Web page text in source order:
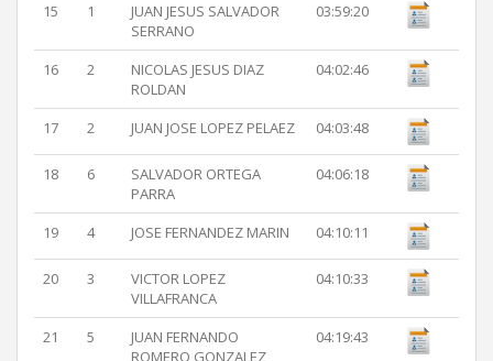
15 1
JUAN JESUS SALVADOR
SERRANO
03:59:20
16 2
NICOLAS JESUS DIAZ
ROLDAN
04:02:46
17 2 JUAN JOSE LOPEZ PELAEZ 04:03:48
18 6
SALVADOR ORTEGA
PARRA
04:06:18
19 4 JOSE FERNANDEZ MARIN 04:10:11
20 3
VICTOR LOPEZ
VILLAFRANCA
04:10:33
21 5
JUAN FERNANDO
ROMERO GONZALEZ
04:19:43